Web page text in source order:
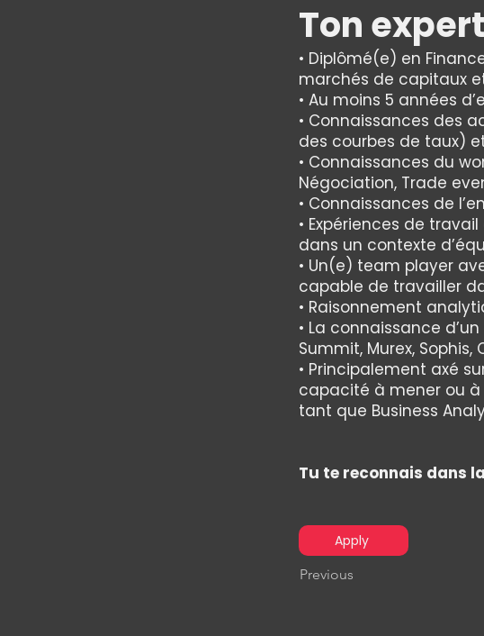
Ton
• Diplômé(e) en
marchés de capitaux
• Au moins 5 années
• Connaissances des
des courbes de taux)
• Connaissances du
Négociation, Trade
• Connaissances de
• Expériences de
dans un contexte
• Un(e) team player
capable de travailler
• Raisonnement
• La connaissance
Summit, Murex, Sophis,
• Principalement axé
capacité à mener ou
tant que Business
Tu te reconnais dans
Apply
Previous